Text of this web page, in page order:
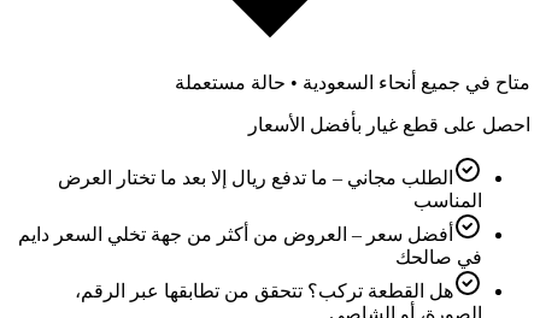
متاح في جميع أنحاء السعودية • حالة مستعملة
احصل على قطع غيار بأفضل الأسعار
الطلب مجاني – ما تدفع ريال إلا بعد ما تختار العرض
المناسب
أفضل سعر – العروض من أكثر من جهة تخلي السعر دايم
في صالحك
هل القطعة تركب؟ تتحقق من تطابقها عبر الرقم،